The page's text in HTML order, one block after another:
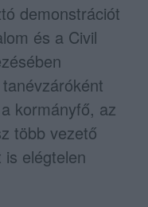
demonstrációt
és a Civil
kormányfő, az
több vezető
elégtelen